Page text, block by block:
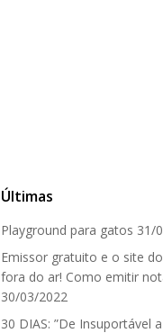
Últimas
Playground para gatos 31/
Emissor gratuito e o site
fora do ar! Como emitir
30/03/2022
30 DIAS: ”De Insuportável